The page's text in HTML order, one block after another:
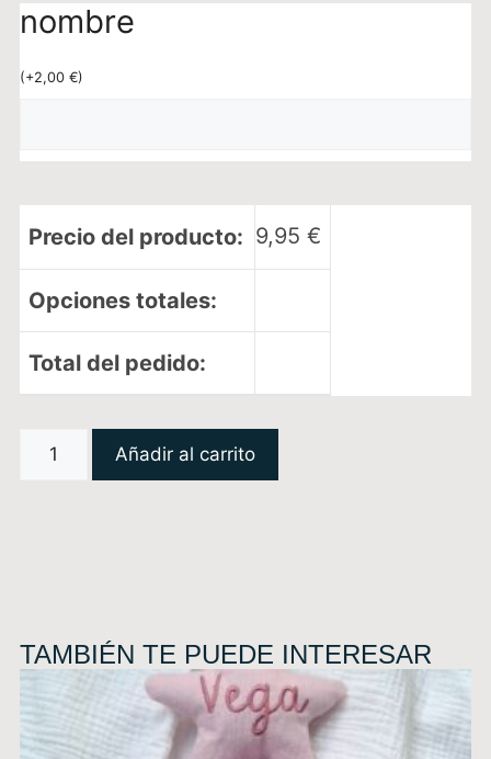
nombre
(+2,00 €)
Precio del producto: 9,95 €
Opciones totales:
Total del pedido:
Añadir al carrito
TAMBIÉN TE PUEDE INTERESAR